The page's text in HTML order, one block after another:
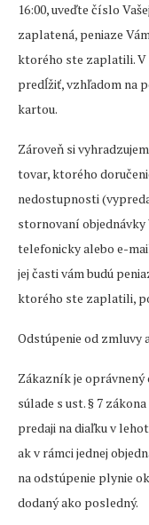
16:00, uveďte číslo
zaplatená, peniaze
ktorého ste zaplatili.
predĺžiť, vzhľadom na
kartou.
Zároveň si
tovar, ktorého
nedostupnosti
stornovaní objednávky
telefonicky alebo e-
jej časti vám budú
ktorého ste zaplatili,
Odstúpenie od zmluvy
Zákazník je oprávnený
súlade s ust. § 7
predaji na diaľku v
ak v rámci jednej
na odstúpenie plynie
dodaný ako posledný.